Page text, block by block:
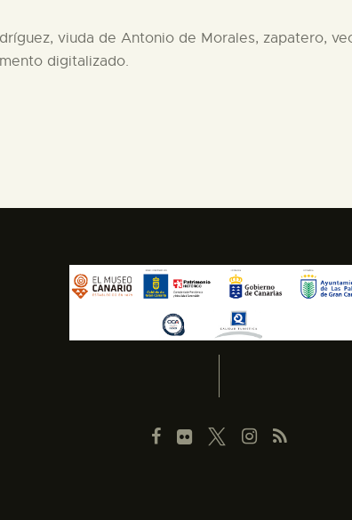
viuda de Antonio de Morales, zapatero,
digitalizado.